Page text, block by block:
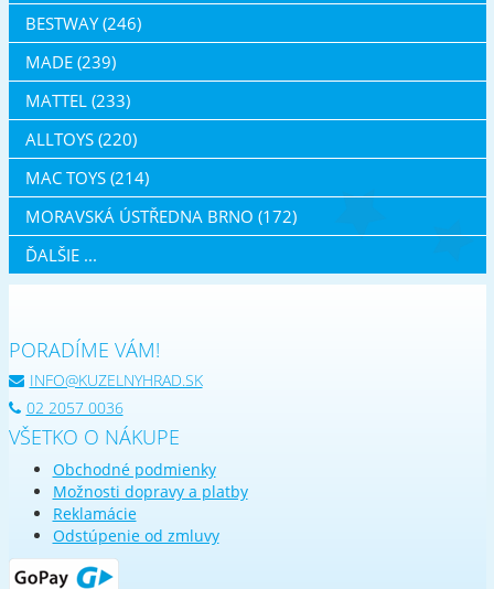
BESTWAY (246)
MADE (239)
MATTEL (233)
ALLTOYS (220)
MAC TOYS (214)
MORAVSKÁ ÚSTŘEDNA BRNO (172)
ĎALŠIE ...
PORADÍME VÁM!
INFO@KUZELNYHRAD.SK
02 2057 0036
VŠETKO O NÁKUPE
Obchodné podmienky
Možnosti dopravy a platby
Reklamácie
Odstúpenie od zmluvy